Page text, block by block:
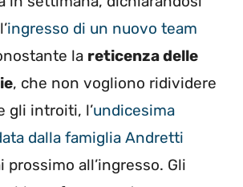
ingresso di un nuovo team
la reticenza delle
, che non vogliono ridividere
gli introiti, l’undicesima
dalla famiglia Andretti
prossimo all’ingresso. Gli